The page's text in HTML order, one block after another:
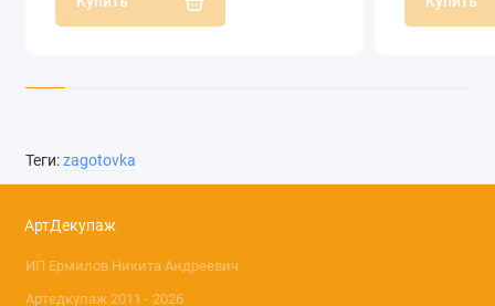
Теги:zagotovka
АртДекупаж
ИП Ермилов Никита Андреевич
Артедкупаж 2011 - 2026